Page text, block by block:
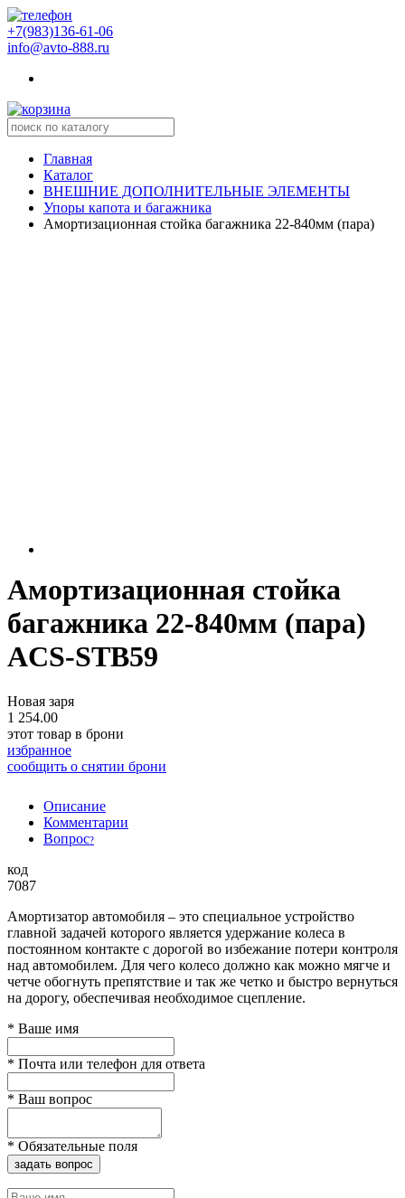
+7(983)136-61-06
info@avto-888.ru
Главная
Каталог
ВНЕШНИЕ ДОПОЛНИТЕЛЬНЫЕ ЭЛЕМЕНТЫ
Упоры капота и багажника
Амортизационная стойка багажника 22-840мм (пара)
Амортизационная стойка
багажника 22-840мм (пара)
ACS-STB59
Новая заря
1 254.00
этот товар в брони
избранное
сообщить о снятии брони
Описание
Комментарии
Вопрос?
код
7087
Амортизатор автомобиля – это специальное устройство
главной задачей которого является удержание колеса в
постоянном контакте с дорогой во избежание потери контроля
над автомобилем. Для чего колесо должно как можно мягче и
четче обогнуть препятствие и так же четко и быстро вернуться
на дорогу, обеспечивая необходимое сцепление.
* Ваше имя
* Почта или телефон для ответа
* Ваш вопрос
* Обязательные поля
задать вопрос